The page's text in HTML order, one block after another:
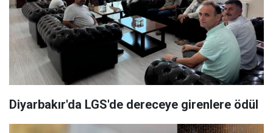
Diyarbakır'da LGS'de dereceye girenlere ödül